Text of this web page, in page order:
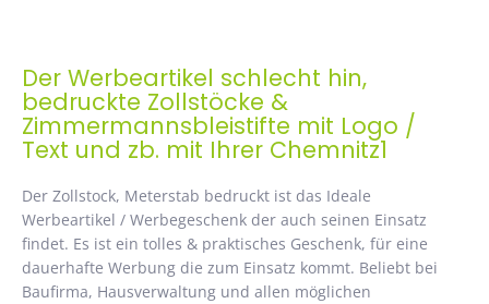
Der Werbeartikel schlecht hin,
bedruckte Zollstöcke &
Zimmermannsbleistifte mit Logo /
Text und zb. mit Ihrer Chemnitz1
Der Zollstock, Meterstab bedruckt ist das Ideale
Werbeartikel / Werbegeschenk der auch seinen Einsatz
findet. Es ist ein tolles & praktisches Geschenk, für eine
dauerhafte Werbung die zum Einsatz kommt. Beliebt bei
Baufirma, Hausverwaltung und allen möglichen